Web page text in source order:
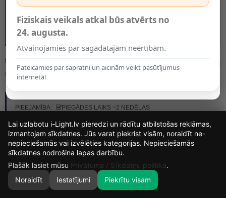
0
MODELIS:
64.95€
PIEEJAMĪBA:
PIEGĀDES LAIKS ~2 NEDĒĻAS
Fiziskais veikals atkal būs atvērts no
24. augusta.
Atvainojamies par sagādātajām neērtībām.
Pateicamies par sapratni un aicinām veikt pasūtījumus
internetā!
14
DIENAS
15
STUNDAS
25
MIN.
27
Lai uzlabotu i-Light.lv pieredzi un rādītu atbilstošas reklāmas,
izmantojam sīkdatnes. Jūs varat piekrist visām, noraidīt ne-
nepieciešamās vai izvēlēties kategorijas. Nepieciešamās
sīkdatnes nodrošina lapas darbību.
Plašāk lasiet mūsu Privātuma / Sīkdatņu politikā.
Noraidīt
Iestatījumi Piekrītu visam